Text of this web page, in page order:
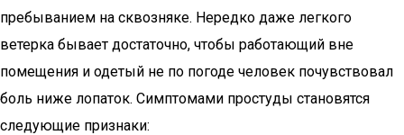
пребыванием на сквозняке. Нередко даже легкого
ветерка бывает достаточно, чтобы работающий вне
помещения и одетый не по погоде человек почувствовал
боль ниже лопаток. Симптомами простуды становятся
следующие признаки: